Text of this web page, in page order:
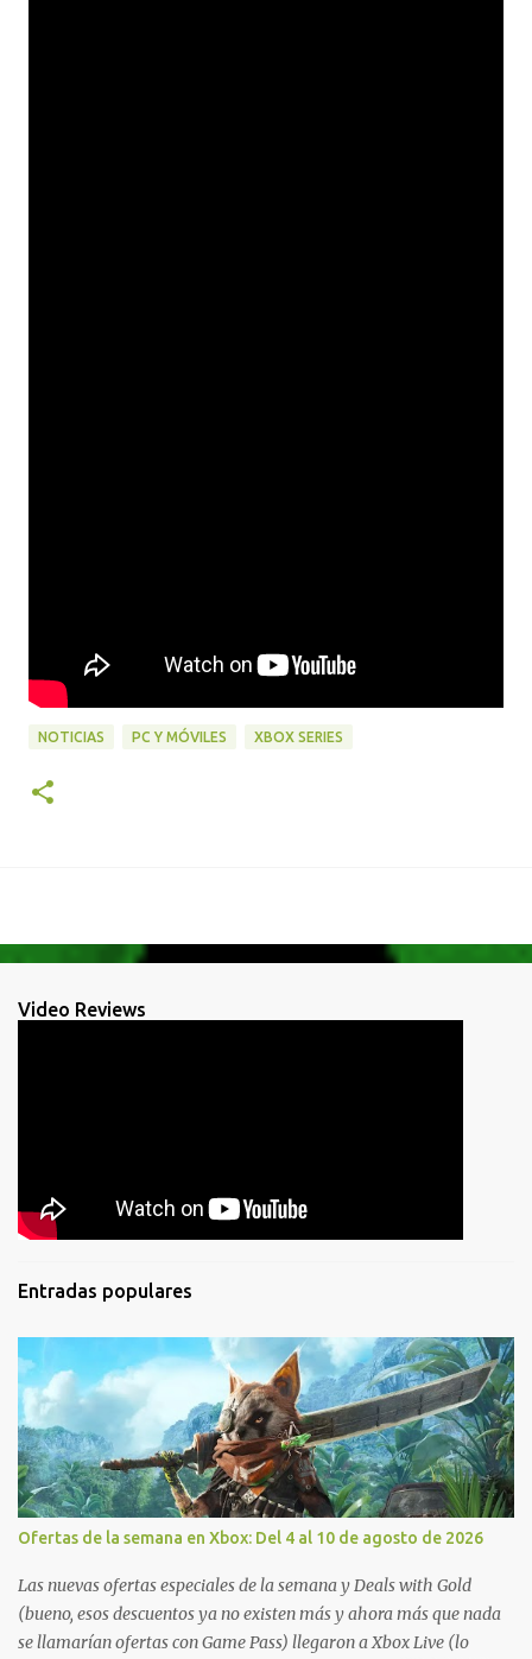
NOTICIAS PC Y MÓVILES XBOX SERIES
Video Reviews
Entradas populares
Ofertas de la semana en Xbox: Del 4 al 10 de agosto de 2026
Las nuevas ofertas especiales de la semana y Deals with Gold
(bueno, esos descuentos ya no existen más y ahora más que nada
se llamarían ofertas con Game Pass) llegaron a Xbox Live (lo